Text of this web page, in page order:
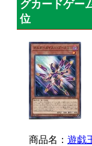
グカードゲー
位
商品名： 遊戯